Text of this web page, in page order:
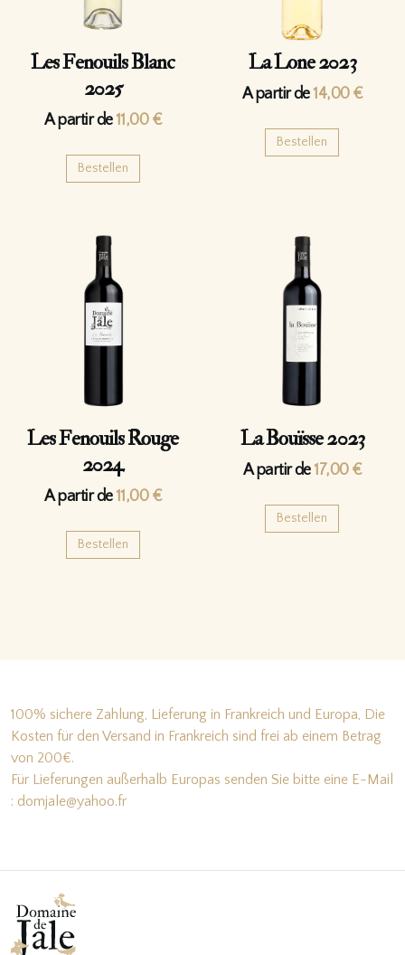
Les Fenouils Blanc
2025
A partir de11,00 €
Bestellen
La Lone 2023
A partir de14,00 €
Bestellen
Les Fenouils Rouge
2024
A partir de11,00 €
Bestellen
La Bouïsse 2023
A partir de17,00 €
Bestellen
100% sichere Zahlung, Lieferung in Frankreich und Europa, Die
Kosten für den Versand in Frankreich sind frei ab einem Betrag
von 200€.
Für Lieferungen außerhalb Europas senden Sie bitte eine E-Mail
: domjale@yahoo.fr